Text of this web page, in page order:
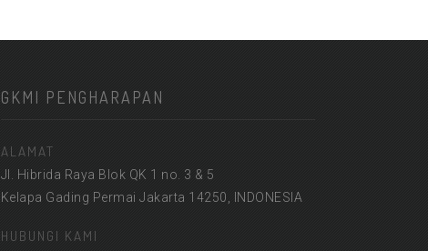
GKMI PENGHARAPAN
ALAMAT
Jl. Hibrida Raya Blok QK 1 no. 3 & 5
Kelapa Gading Permai Jakarta 14250, INDONESIA
HUBUNGI KAMI